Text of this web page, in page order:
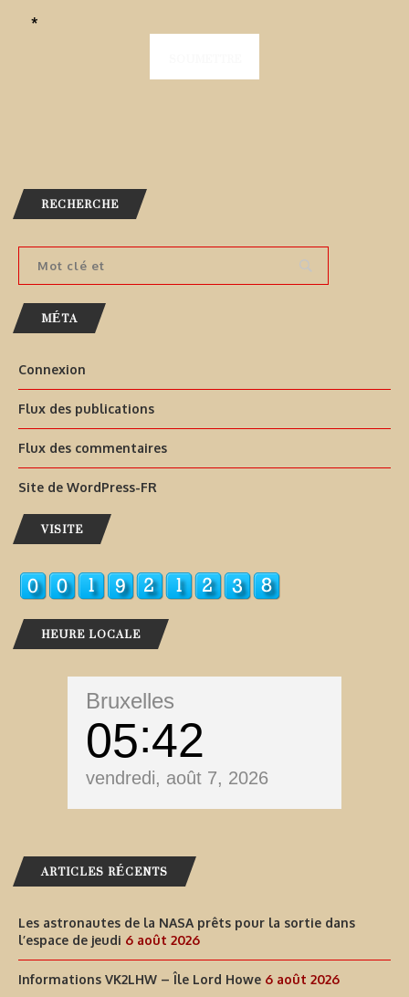
*
RECHERCHE
MÉTA
Connexion
Flux des publications
Flux des commentaires
Site de WordPress-FR
VISITE
HEURE LOCALE
Bruxelles
05 42
vendredi, août 7, 2026
ARTICLES RÉCENTS
Les astronautes de la NASA prêts pour la sortie dans
l’espace de jeudi 6 août 2026
Informations VK2LHW – Île Lord Howe 6 août 2026